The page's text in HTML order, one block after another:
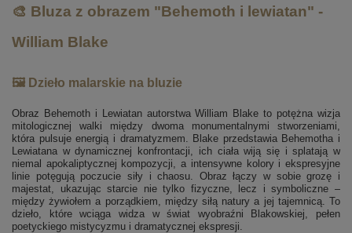
🎨 Bluza z obrazem "Behemoth i lewiatan" -
William Blake
🖼️ Dzieło malarskie na bluzie
Obraz Behemoth i Lewiatan autorstwa William Blake to potężna wizja
mitologicznej walki między dwoma monumentalnymi stworzeniami,
która pulsuje energią i dramatyzmem. Blake przedstawia Behemotha i
Lewiatana w dynamicznej konfrontacji, ich ciała wiją się i splatają w
niemal apokaliptycznej kompozycji, a intensywne kolory i ekspresyjne
linie potęgują poczucie siły i chaosu. Obraz łączy w sobie grozę i
majestat, ukazując starcie nie tylko fizyczne, lecz i symboliczne –
między żywiołem a porządkiem, między siłą natury a jej tajemnicą. To
dzieło, które wciąga widza w świat wyobraźni Blakowskiej, pełen
poetyckiego mistycyzmu i dramatycznej ekspresji.